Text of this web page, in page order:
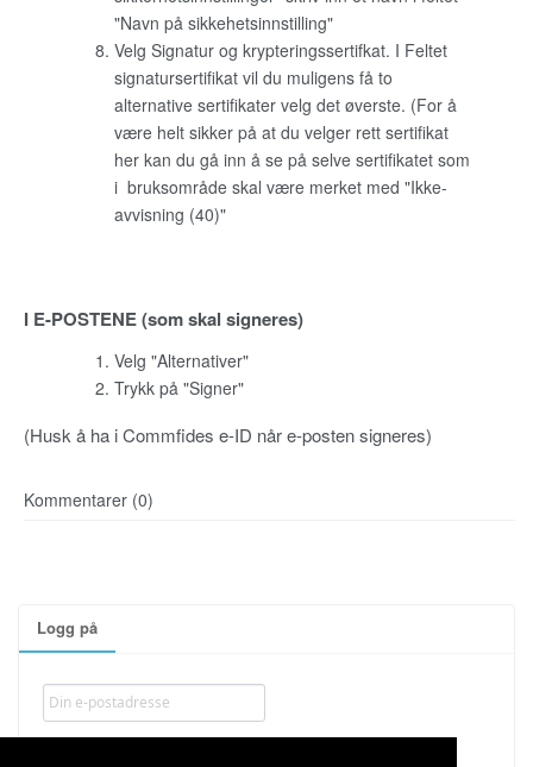
Logg på
"Navn på sikkehetsinnstilling"
Velg Signatur og krypteringssertifkat. I Feltet
signatursertifikat vil du muligens få to
alternative sertifikater velg det øverste. (For å
være helt sikker på at du velger rett sertifikat
her kan du gå inn å se på selve sertifikatet som
i bruksområde skal være merket med "Ikke-
avvisning (40)"
I E-POSTENE (som skal signeres)
Velg "Alternativer"
Trykk på "Signer"
(Husk å ha i Commfides e-ID når e-posten signeres)
Kommentarer (0)